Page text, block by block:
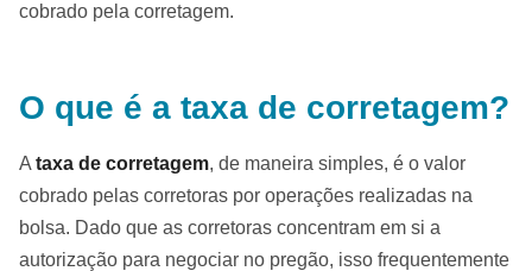
cobrado pela corretagem.
O que é a taxa de corretagem?
A taxa de corretagem, de maneira simples, é o valor
cobrado pelas corretoras por operações realizadas na
bolsa. Dado que as corretoras concentram em si a
autorização para negociar no pregão, isso frequentemente